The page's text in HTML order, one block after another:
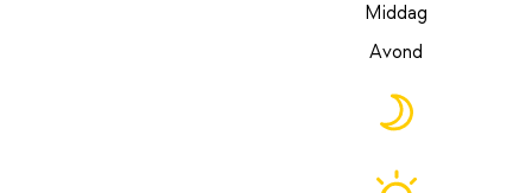
Middag
Avond